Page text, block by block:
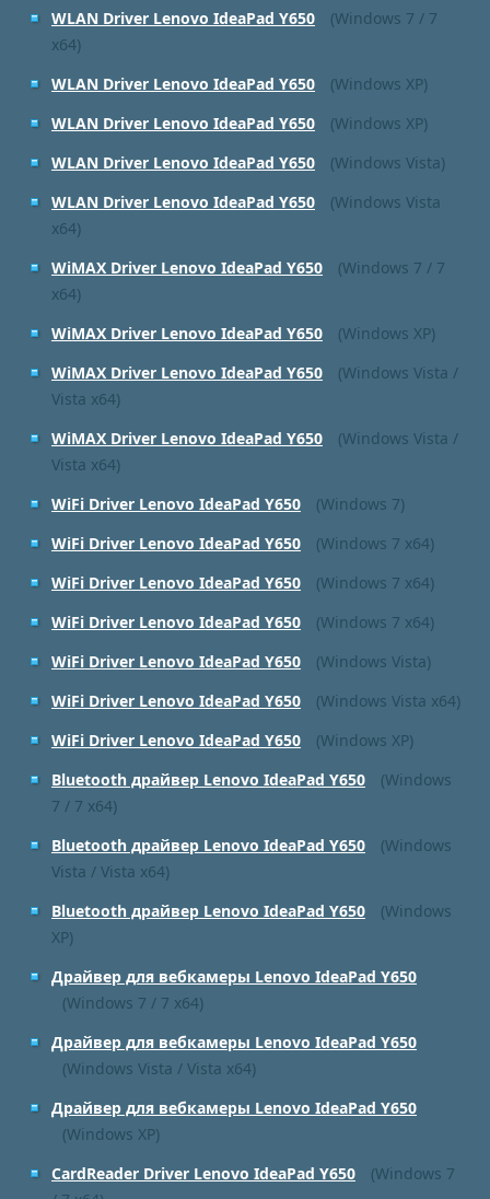
WLAN Driver Lenovo IdeaPad Y650
(Windows 7 / 7
x64)
WLAN Driver Lenovo IdeaPad Y650
(Windows XP)
WLAN Driver Lenovo IdeaPad Y650
(Windows XP)
WLAN Driver Lenovo IdeaPad Y650
(Windows Vista)
WLAN Driver Lenovo IdeaPad Y650
(Windows Vista
x64)
WiMAX Driver Lenovo IdeaPad Y650
(Windows 7 / 7
x64)
WiMAX Driver Lenovo IdeaPad Y650
(Windows XP)
WiMAX Driver Lenovo IdeaPad Y650
(Windows Vista /
Vista x64)
WiMAX Driver Lenovo IdeaPad Y650
(Windows Vista /
Vista x64)
WiFi Driver Lenovo IdeaPad Y650
(Windows 7)
WiFi Driver Lenovo IdeaPad Y650
(Windows 7 x64)
WiFi Driver Lenovo IdeaPad Y650
(Windows 7 x64)
WiFi Driver Lenovo IdeaPad Y650
(Windows 7 x64)
WiFi Driver Lenovo IdeaPad Y650
(Windows Vista)
WiFi Driver Lenovo IdeaPad Y650
(Windows Vista x64)
WiFi Driver Lenovo IdeaPad Y650
(Windows XP)
Bluetooth драйвер Lenovo IdeaPad Y650
(Windows
7 / 7 x64)
Bluetooth драйвер Lenovo IdeaPad Y650
(Windows
Vista / Vista x64)
Bluetooth драйвер Lenovo IdeaPad Y650
(Windows
XP)
Драйвер для вебкамеры Lenovo IdeaPad Y650
(Windows 7 / 7 x64)
Драйвер для вебкамеры Lenovo IdeaPad Y650
(Windows Vista / Vista x64)
Драйвер для вебкамеры Lenovo IdeaPad Y650
(Windows XP)
CardReader Driver Lenovo IdeaPad Y650
(Windows 7